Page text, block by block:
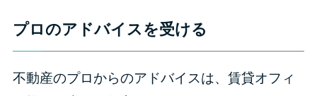
プロのアドバイスを受ける
不動産のプロからのアドバイスは、賃貸オフィ